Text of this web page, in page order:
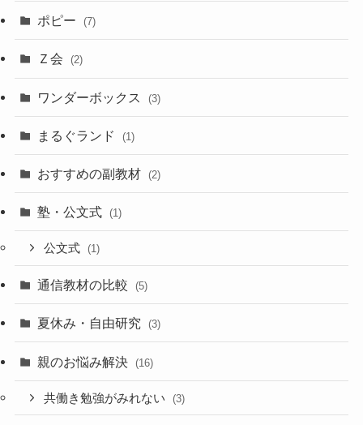
ポピー (7)
Ｚ会 (2)
ワンダーボックス (3)
まるぐランド (1)
おすすめの副教材 (2)
塾・公文式 (1)
公文式 (1)
通信教材の比較 (5)
夏休み・自由研究 (3)
親のお悩み解決 (16)
共働き勉強がみれない (3)